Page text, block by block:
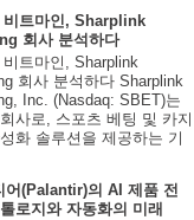
비트마인, Sharplink
회사 분석하다
비트마인, Sharplink
회사 분석하다 Sharplink
Inc. (Nasdaq: SBET)는
사로, 스포츠 베팅 및 카지
화 솔루션을 제공하는 기
어(Palantir)의 AI 제품 전
로지와 자동화의 미래